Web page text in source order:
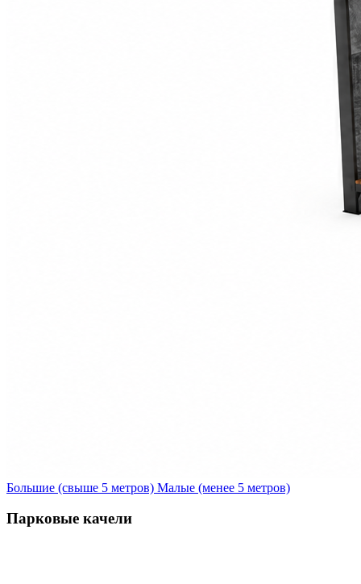
Большие (свыше 5 метров) Малые (менее 5 метров)
Парковые качели